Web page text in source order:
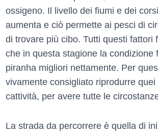
ossigeno. Il livello dei fiumi e dei
aumenta e ciò permette ai pesci di
di trovare più cibo. Tutti questi fattori
che in questa stagione la condizione
piranha migliori nettamente. Per
vivamente consigliato riprodurre quei
cattività, per avere tutte le
La strada da percorrere è quella di